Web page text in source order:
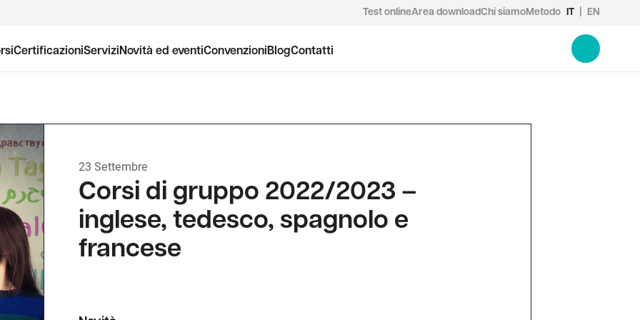
Test onlineArea downloadChi siamoMetodo IT EN
CertificazioniServizi Novità ed eventiConvenzioni BlogContatti
23 Settembre
Corsi di gruppo 2022/2023 –
inglese, tedesco, spagnolo e
francese